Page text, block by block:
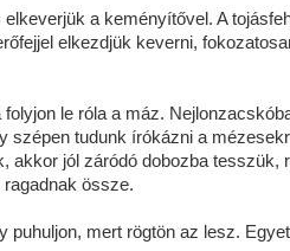
a keményítővel. A
elkezdjük keverni,
le róla a máz.
szépen tudunk írókázni a
akkor jól záródó dobozba
össze.
puhuljon, mert rögtön az lesz.